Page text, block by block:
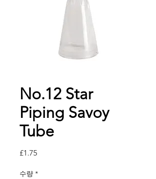
No.12 Star
Piping Savoy
Tube
£1.75가
수량 *